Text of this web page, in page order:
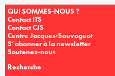
QUI SOMMES-NOUS ?
Contact ITS
Contact CJS
Centre Jacques-Sauvageot
S’abonner à la newsletter
Soutenez-nous
Recherche